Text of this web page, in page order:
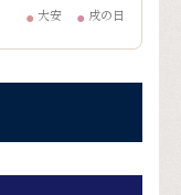
● 大安 ● 戌の日